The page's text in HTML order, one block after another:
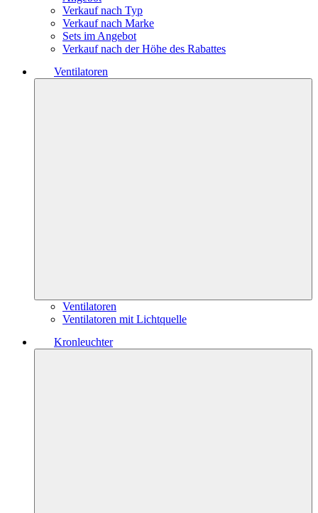
Verkauf nach Typ
Verkauf nach Marke
Sets im Angebot
Verkauf nach der Höhe des Rabattes
Ventilatoren
Ventilatoren
Ventilatoren mit Lichtquelle
Kronleuchter